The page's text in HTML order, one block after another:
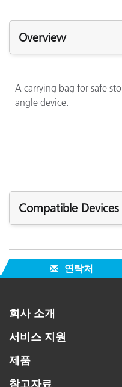
Overview
A carrying bag for safe
angle device.
Compatible Devices
The following devices
Replacement Soft Case
MA-3C / MA-3W
연락처
회사 소개
서비스 지원
제품
참고자료